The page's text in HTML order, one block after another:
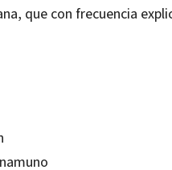
que con frecuencia